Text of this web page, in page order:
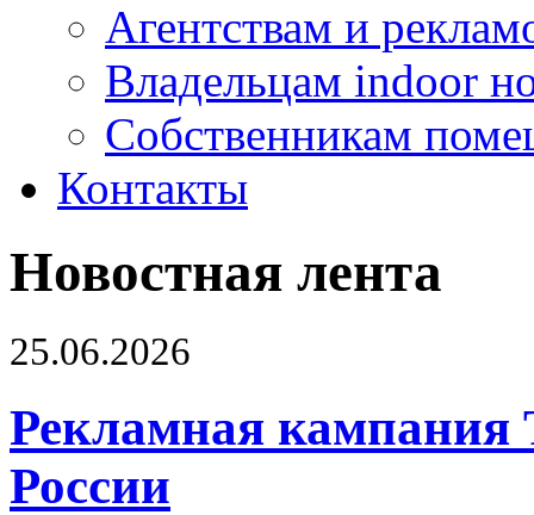
Агентствам и
Владельцам indoor
Собственникам
Контакты
Новостная лента
25.06.2026
Рекламная кампания
России